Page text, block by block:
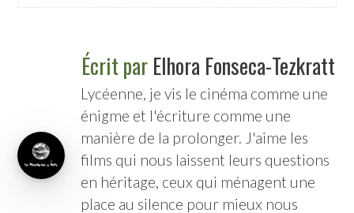
Écrit par Elhora Fonseca-Tezkratt
Lycéenne, je vis le cinéma comme une
énigme et l'écriture comme une
manière de la prolonger. J'aime les
films qui nous laissent leurs questions
en héritage, ceux qui ménagent une
place au silence pour mieux nous